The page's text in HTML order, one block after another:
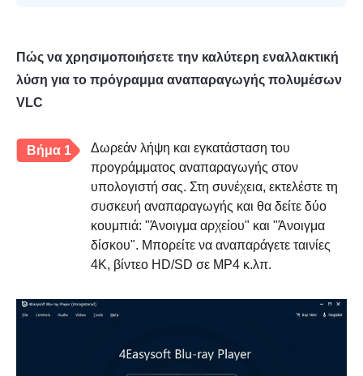
Πώς να χρησιμοποιήσετε την καλύτερη εναλλακτική
λύση για το πρόγραμμα αναπαραγωγής πολυμέσων
VLC
Βήμα 1
Δωρεάν λήψη και εγκατάσταση του
προγράμματος αναπαραγωγής στον
υπολογιστή σας. Στη συνέχεια, εκτελέστε τη
συσκευή αναπαραγωγής και θα δείτε δύο
κουμπιά: "Άνοιγμα αρχείου" και "Άνοιγμα
δίσκου". Μπορείτε να αναπαράγετε ταινίες
4K, βίντεο HD/SD σε MP4 κ.λπ.